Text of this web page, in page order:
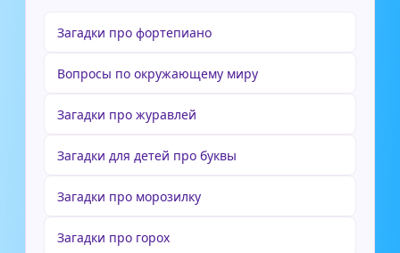
Загадки про фортепиано
Вопросы по окружающему миру
Загадки про журавлей
Загадки для детей про буквы
Загадки про морозилку
Загадки про горох